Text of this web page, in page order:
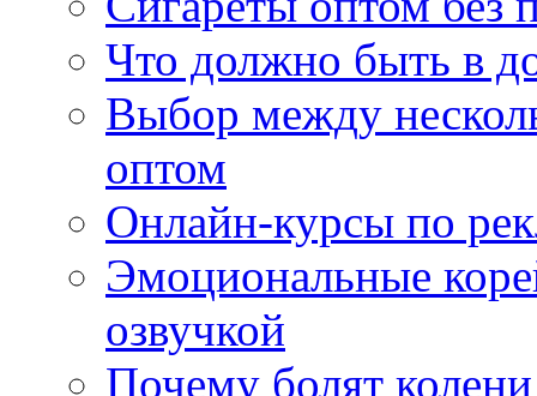
Что должно быть в
Выбор между
оптом
Онлайн-курсы по
Эмоциональные
озвучкой
Почему болят